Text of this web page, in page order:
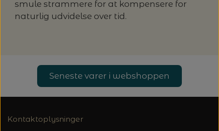
smule strammere for at kompensere for
naturlig udvidelse over tid.
Seneste varer i webshoppen
Kontaktoplysninger